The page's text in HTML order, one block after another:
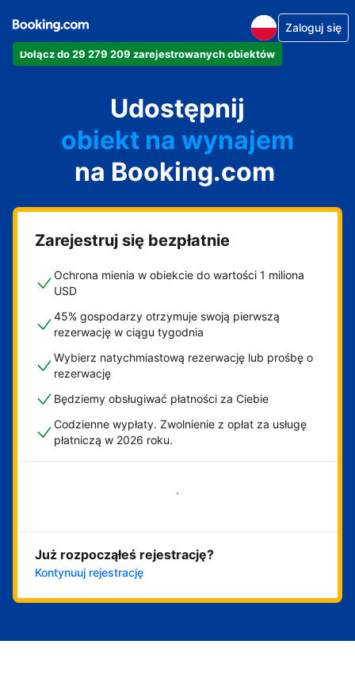
Dołącz do 29 279 209 zarejestrowanych obiektów
Zaloguj się
Udostępnij
apartament
hotel
obiekt na wynajem
wakacyjny
pensjonat
obiekt B&B
na Booking.com
Zarejestruj się bezpłatnie
Ochrona mienia w obiekcie do wartości 1 miliona
USD
45% gospodarzy otrzymuje swoją pierwszą
rezerwację w ciągu tygodnia
Wybierz natychmiastową rezerwację lub prośbę o
rezerwację
Będziemy obsługiwać płatności za Ciebie
Codzienne wypłaty. Zwolnienie z opłat za usługę
płatniczą w 2026 roku.
Zacznij już teraz
Już rozpocząłeś rejestrację?
Kontynuuj rejestrację